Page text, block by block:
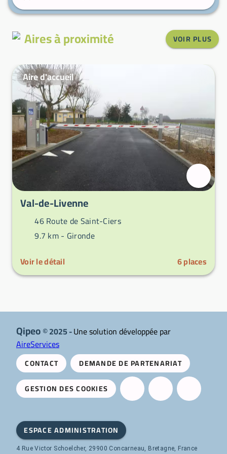
Aires à proximité VOIR PLUS
Aire d'accueil
Val-de-Livenne
46 Route de Saint-Ciers
9.7 km - Gironde
Voir le détail
6places
Qipeo© 2025 -Une solution développée par
AireServices
CONTACT
DEMANDE DE PARTENARIAT
GESTION DES COOKIES
ESPACE ADMINISTRATION
4 Rue Victor Schoelcher, 29900 Concarneau, Bretagne, France